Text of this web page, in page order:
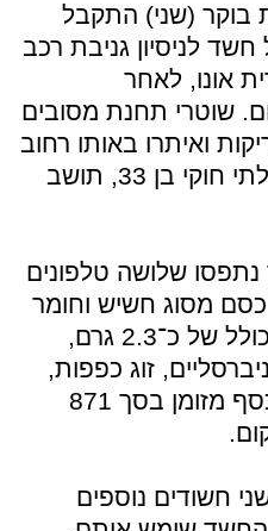
בוקר (שני) התקבל
לניסיון גניבת רכב
אונו, לאחר
שוטרי תחנת מסובים
ואיתרו באותו רחוב
חשוד שהתברר כשוהה בלתי חוקי בן 33, תושב
שלושה טלפונים
כסם מסוג חשיש וחומר
נוסף בצבע ורוד במשקל כולל של כ־2.3 גרם,
זוג כפפות,
מחשב להנעת כלי רכב וכסף מזומן בסך 871
חשודים נוספים